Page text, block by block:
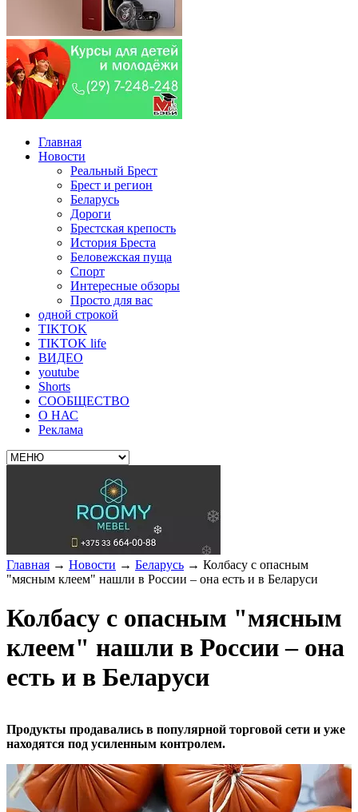
Главная
Новости
Реальный Брест
Брест и регион
Беларусь
Дороги
Брестская крепость
История Бреста
Беловежская пуща
Спорт
Интересные обзоры
Просто для вас
одной строкой
TIKTOK
TIKTOK life
ВИДЕО
youtube
Shorts
СООБЩЕСТВО
О НАС
Реклама
Главная → Новости → Беларусь → Колбасу с опасным
"мясным клеем" нашли в России – она есть и в Беларуси
Колбасу с опасным "мясным
клеем" нашли в России – она
есть и в Беларуси
Продукты продавались в популярной торговой сети и уже
находятся под усиленным контролем.